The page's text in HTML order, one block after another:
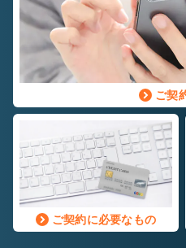
ご契
ご契約に必要なもの